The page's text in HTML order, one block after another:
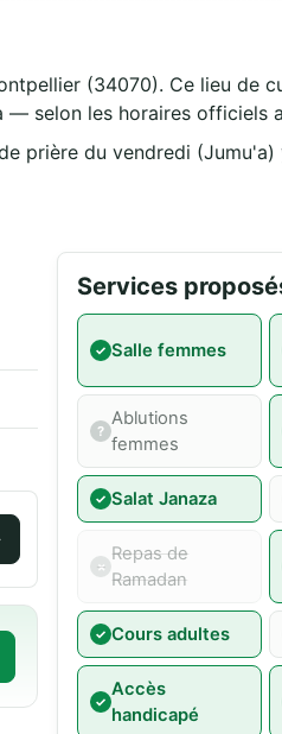
(34070). Ce lieu de
— selon les horaires officiels
prière du vendredi
Services
Salle femmes
Ablutions
femmes
Salat Janaza
Repas de
Ramadan
Cours adultes
Accès
handicapé